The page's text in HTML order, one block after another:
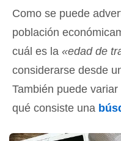
Como se puede
población
cuál es la «edad de
considerarse desde
También puede
qué consiste una